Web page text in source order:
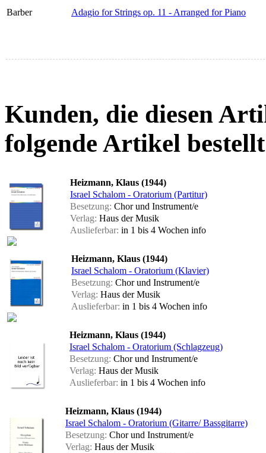
Barber Adagio for Strings op. 11 - Arranged for Piano
Kunden, die diesen
folgende Artikel
Heizmann, Klaus (1944)
Israel Schalom - Oratorium (Partitur)
Besetzung: Chor und Instrument/e
Verlag: Haus der Musik
Auslieferbar: in 1 bis 4 Wochen info
Heizmann, Klaus (1944)
Israel Schalom - Oratorium (Klavier)
Besetzung: Chor und Instrument/e
Verlag: Haus der Musik
Auslieferbar: in 1 bis 4 Wochen info
Heizmann, Klaus (1944)
Israel Schalom - Oratorium (Schlagzeug)
Besetzung: Chor und Instrument/e
Verlag: Haus der Musik
Auslieferbar: in 1 bis 4 Wochen info
Heizmann, Klaus (1944)
Israel Schalom - Oratorium (Gitarre/ Bassgitarre)
Besetzung: Chor und Instrument/e
Verlag: Haus der Musik